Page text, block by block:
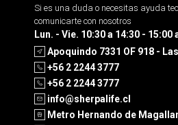
Si es una duda o necesitas ayuda
comunicarte con nosotros
Lun. - Vie. 10:30 a 14:30 - 15:00
Apoquindo 7331 OF 918 -
+56 2 2244 3777
+56 2 2244 3777
info@sherpalife.cl
Metro Hernando de